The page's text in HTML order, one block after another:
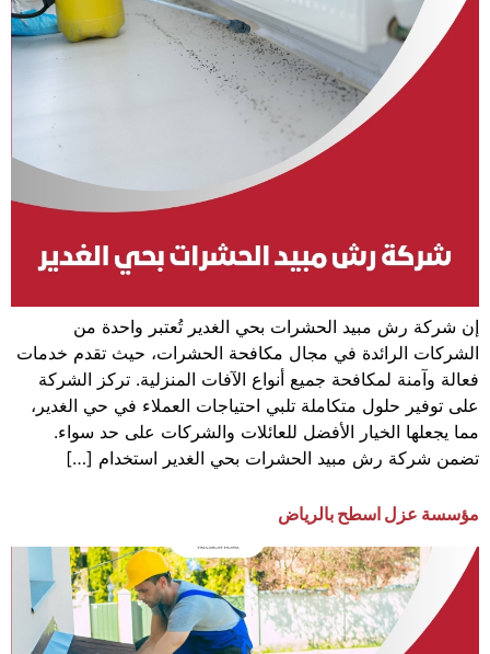
إن شركة رش مبيد الحشرات بحي الغدير تُعتبر واحدة من
الشركات الرائدة في مجال مكافحة الحشرات، حيث تقدم خدمات
فعالة وآمنة لمكافحة جميع أنواع الآفات المنزلية. تركز الشركة
على توفير حلول متكاملة تلبي احتياجات العملاء في حي الغدير،
مما يجعلها الخيار الأفضل للعائلات والشركات على حد سواء.
تضمن شركة رش مبيد الحشرات بحي الغدير استخدام […]
مؤسسة عزل اسطح بالرياض